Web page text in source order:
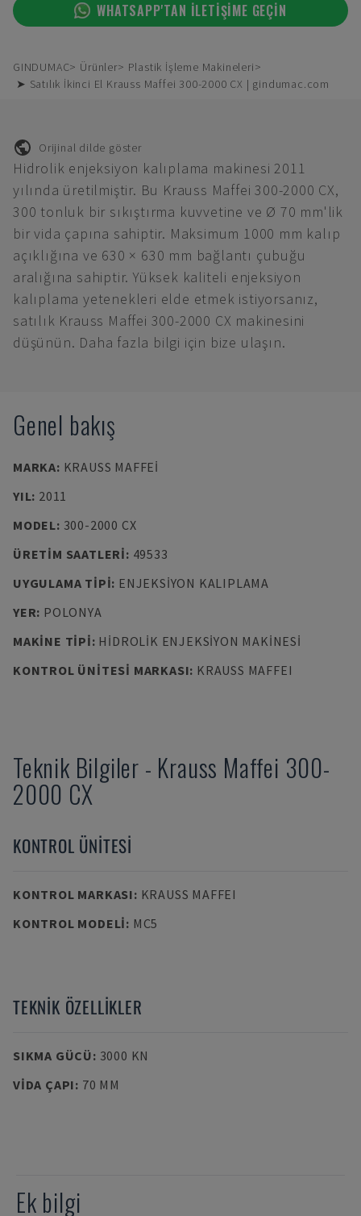
WHATSAPP'TAN ILETIŞIME GEÇIN
GINDUMAC Ürünler
Plastik İşleme Makineleri
➤ Satılık İkinci El Krauss Maffei 300-2000 CX | gindumac.com
Orijinal dilde göster
Hidrolik enjeksiyon kalıplama makinesi 2011
yılında üretilmiştir. Bu Krauss Maffei 300-2000 CX,
300 tonluk bir sıkıştırma kuvvetine ve Ø 70 mm'lik
bir vida çapına sahiptir. Maksimum 1000 mm kalıp
açıklığına ve 630 × 630 mm bağlantı çubuğu
aralığına sahiptir. Yüksek kaliteli enjeksiyon
kalıplama yetenekleri elde etmek istiyorsanız,
satılık Krauss Maffei 300-2000 CX makinesini
düşünün. Daha fazla bilgi için bize ulaşın.
Genel bakış
MARKA: KRAUSS MAFFEI
YIL: 2011
MODEL: 300-2000 CX
ÜRETIM SAATLERI: 49533
UYGULAMA TIPI: ENJEKSIYON KALIPLAMA
YER: POLONYA
MAKINE TIPI: HIDROLIK ENJEKSIYON MAKINESI
KONTROL ÜNITESI MARKASI: KRAUSS MAFFEI
Teknik Bilgiler - Krauss Maffei 300-
2000 CX
KONTROL ÜNITESI
KONTROL MARKASI: KRAUSS MAFFEI
KONTROL MODELI: MC5
TEKNIK ÖZELLIKLER
SIKMA GÜCÜ: 3000 KN
VIDA ÇAPI: 70 MM
Ek bilgi